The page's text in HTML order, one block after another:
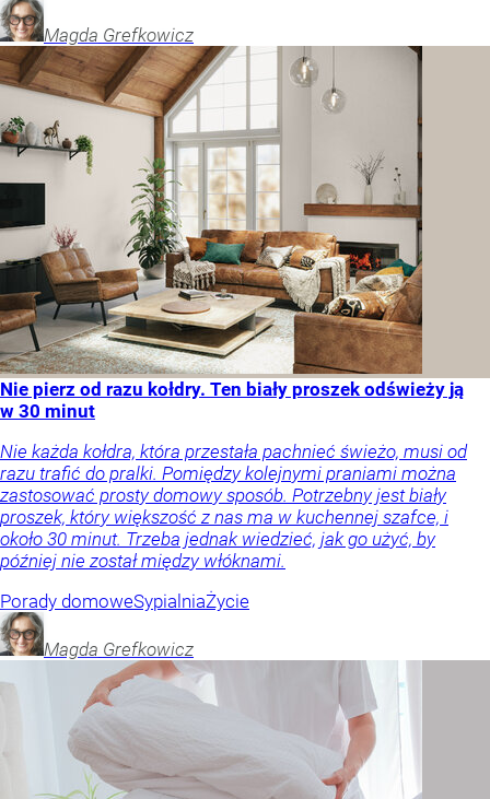
Magda Grefkowicz
Nie pierz od razu kołdry. Ten biały proszek odświeży ją
w 30 minut
Nie każda kołdra, która przestała pachnieć świeżo, musi od
razu trafić do pralki. Pomiędzy kolejnymi praniami można
zastosować prosty domowy sposób. Potrzebny jest biały
proszek, który większość z nas ma w kuchennej szafce, i
około 30 minut. Trzeba jednak wiedzieć, jak go użyć, by
później nie został między włóknami.
Porady domoweSypialniaŻycie
Magda Grefkowicz